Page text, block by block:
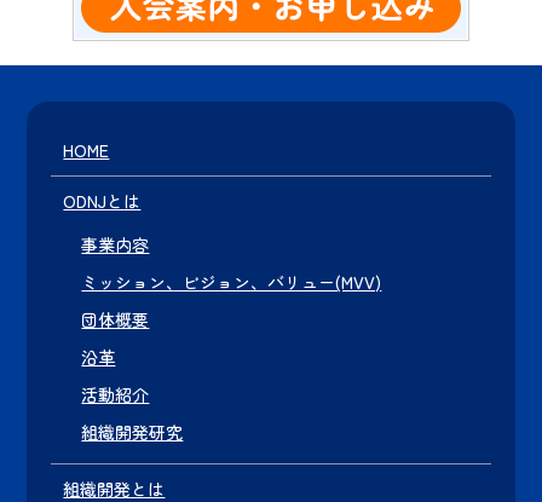
HOME
ODNJとは
事業内容
ミッション、ビジョン、バリュー(MVV)
団体概要
沿革
活動紹介
組織開発研究
組織開発とは